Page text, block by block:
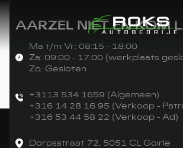
AARZEL NIET EN KOM
Ma t/m Vr: 08:15 - 18:00
Za: 09:00 - 17:00 (werkplaats
Zo: Gesloten
+3113 534 1659 (Algemeen)
+316 14 28 16 95 (Verkoop -
+316 53 44 58 22 (Verkoop - Ad)
Dorpsstraat 72, 5051 CL Goirle